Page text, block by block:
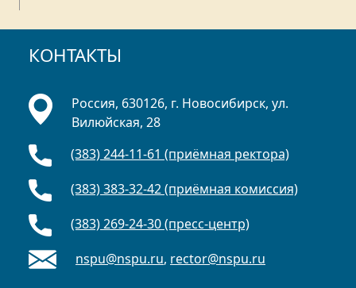
КОНТАКТЫ
Россия, 630126, г. Новосибирск, ул.
Вилюйская, 28
(383) 244-11-61 (приёмная ректора)
(383) 383-32-42 (приёмная комиссия)
(383) 269-24-30 (пресс-центр)
nspu@nspu.ru, rector@nspu.ru